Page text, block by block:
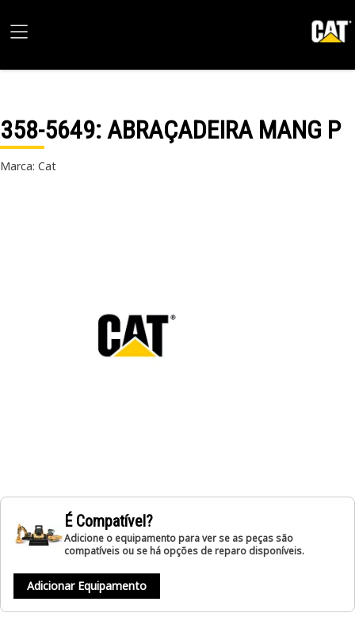
358-5649: ABRAÇADEIRA MANG P
Marca: Cat
É Compatível?
Adicione o equipamento para ver se as peças são
compatíveis ou se há opções de reparo disponíveis.
Adicionar Equipamento